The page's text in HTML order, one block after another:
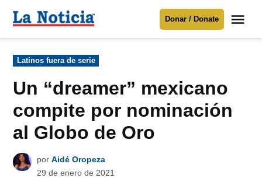
Para mantenerte informado necesitamos
Donar
contenido
Noticia
Donar / Donate
Publicado
en
Latinos fuera de serie
Un “dreamer” mexicano
compite por nominación
al Globo de Oro
por Aidé Oropeza
29 de enero de 2021